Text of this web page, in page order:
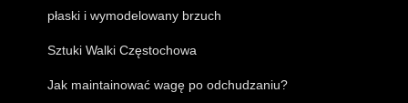
płaski i wymodelowany brzuch
Sztuki Walki Częstochowa
Jak maintainować wagę po odchudzaniu?